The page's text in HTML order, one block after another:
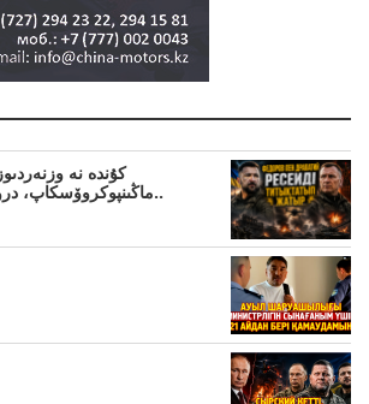
ماڭىنپوكروۆسكاپ، درون ماڭىنداعىنە ج..